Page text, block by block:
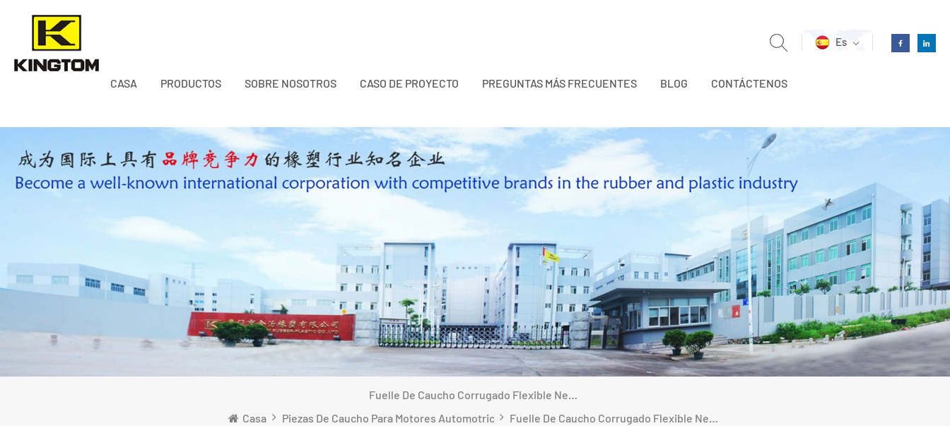
Es
CASA PRODUCTOS SOBRE NOSOTROS CASO DE PROYECTO PREGUNTAS MÁS FRECUENTES BLOG CONTÁCTENOS
Fuelle De Caucho Corrugado Flexible Negro Para Automoción
Casa
Piezas De Caucho Para Motores Automotrices Fuelle De Caucho Corrugado Flexible Negro Para Automoción